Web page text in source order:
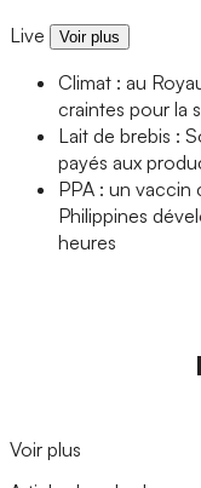
Live Voir plus
Climat : au
craintes pour la
Lait de brebis :
payés aux
PPA : un vaccin
Philippines
heures
Voir plus